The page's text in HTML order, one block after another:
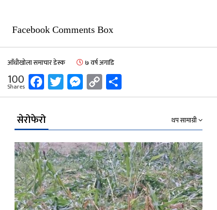
Facebook Comments Box
आँधीखोला समाचार डेस्क ७ वर्ष अगाडि
100
Shares Facebook
Twitter
Messenger
Copy
Link
सेरोफेरो थप सामाग्री